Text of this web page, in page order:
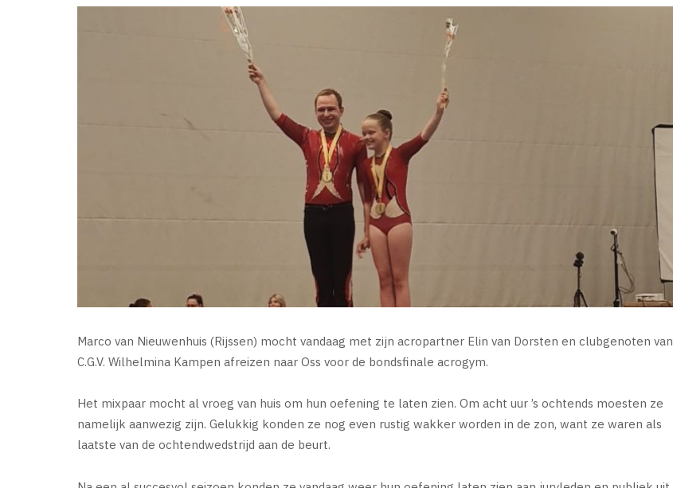
Marco van Nieuwenhuis (Rijssen) mocht vandaag met zijn acropartner Elin van Dorsten en clubgenoten van
C.G.V. Wilhelmina Kampen afreizen naar Oss voor de bondsfinale acrogym.
Het mixpaar mocht al vroeg van huis om hun oefening te laten zien. Om acht uur ’s ochtends moesten ze
namelijk aanwezig zijn. Gelukkig konden ze nog even rustig wakker worden in de zon, want ze waren als
laatste van de ochtendwedstrijd aan de beurt.